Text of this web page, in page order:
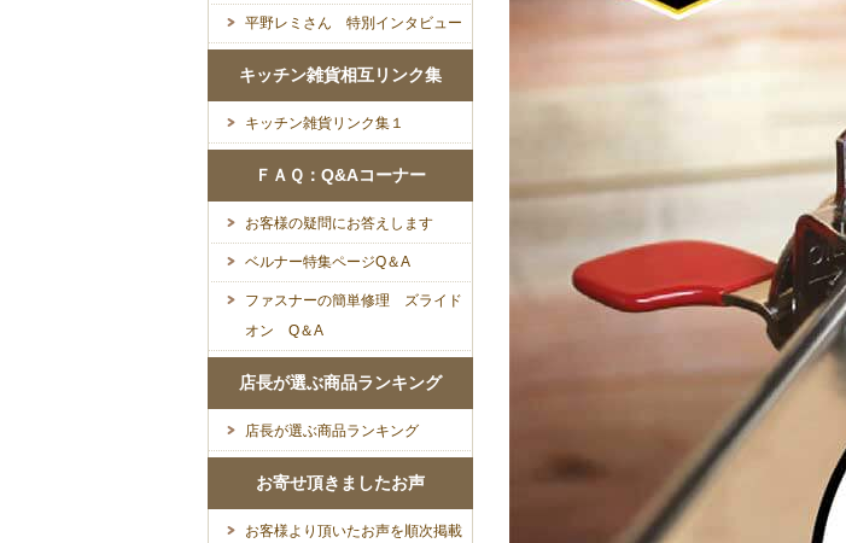
平野レミさん 特別インタビュー
キッチン雑貨相互リンク集
キッチン雑貨リンク集１
ＦＡＱ：Q&Aコーナー
お客様の疑問にお答えします
ベルナー特集ページQ＆A
ファスナーの簡単修理 ズライド
オン Q＆A
店長が選ぶ商品ランキング
店長が選ぶ商品ランキング
お寄せ頂きましたお声
お客様より頂いたお声を順次掲載